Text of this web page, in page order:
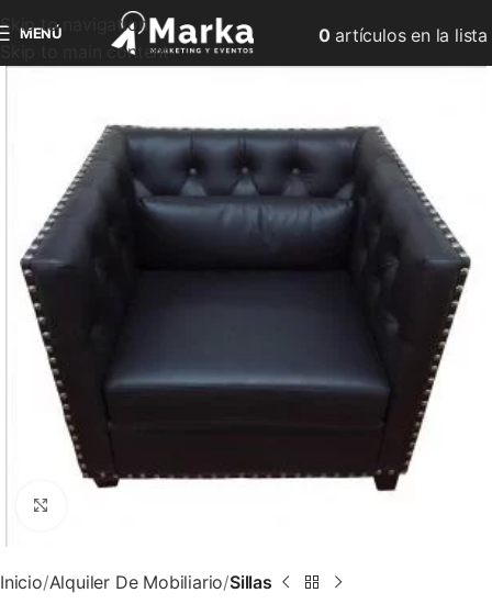
Skip to navigation
Skip to main content
MENÚ 0artículosen la lista
Inicio Alquiler De Mobiliario Sillas